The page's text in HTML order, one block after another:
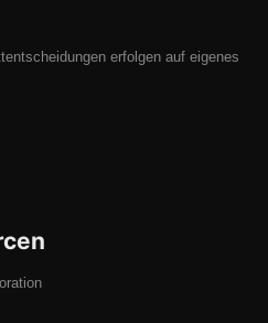
erfolgen auf eigenes